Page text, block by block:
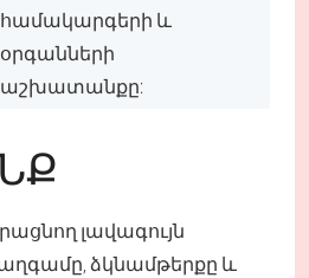
համակարգերի և
օրգանների
աշխատանքը:
լավագույն
ձկնամթերքը և